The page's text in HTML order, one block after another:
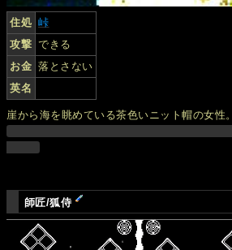
住処 峠
攻撃 できる
お金 落とさない
英名
崖から海を眺めている茶色いニット帽の女性。
師匠/狐侍